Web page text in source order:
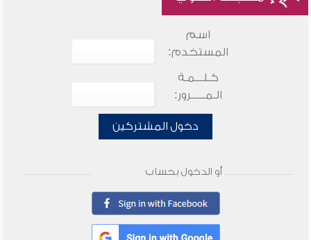
اسم
المستخدم:
كـلـــمـة
الـمـــــرور:
دخول المشتركين
أو الدخول بحساب